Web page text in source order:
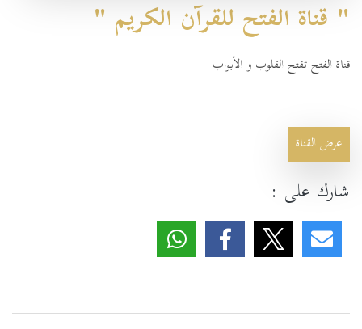
" قناة الفتح للقرآن الكريم "
قناة الفتح تفتح القلوب و الأبواب
عرض القناة
شارك على :